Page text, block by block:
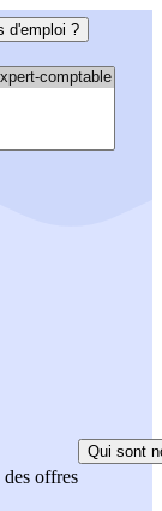
d'emploi ?
offres
Qui sont